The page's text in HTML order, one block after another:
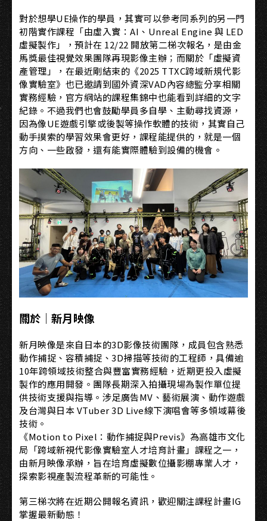
對於想學UE操作的學員，其實可以參考同系列的另一門
初階實作課程「由虛入實：AI、Unreal Engine 與 LED
虛擬製作」，預計在 12/22 開放第二梯次報名，是由金
馬獎最佳視覺效果團隊再現影像主辦；而關於「虛擬資
產管理」，在最近剛結束的《2025 TTXC跨域新規代影
像實驗室》也已邀請到國外資深VAD內容總監分享相關
實務經驗，官方網站的課程集錦中也能看到詳細的文字
紀錄。不過我們也會鼓勵學員多自學、主動尋找資源，
因為像UE遊戲引擎或後製等操作軟體的技術，其實自己
動手摸索的學習效果會更好，課程能提供的，就是一個
方向、一些啟發，還有能實際體驗到設備的機會。
關於｜新月映像
新月映像是來自日本的3D影像技術團隊，成員包含熟悉
動作捕捉、容積捕捉、3D掃描等技術的工程師，具備逾
10年跨領域技術整合與豐富實務經驗，近期更投入虛擬
製作的應用開發。團隊長期深入拍攝現場為製作單位提
供技術支援與指導。涉足廣告MV、藝術展演、動作遊戲
及台灣與日本 VTuber 3D Live線下演唱會等多領域幕後
技術。
《Motion to Pixel：動作捕捉與Previs》為高雄市文化
局「跨域新視代影像實驗室人才培育計畫」課程之一，
由新月映像承辦，旨在培育虛擬數位攝影棚專業人才，
探索影視產製流程革新的可能性。
第三梯次將在近期公開報名資訊，歡迎關注課程計畫IG
掌握最新動態！